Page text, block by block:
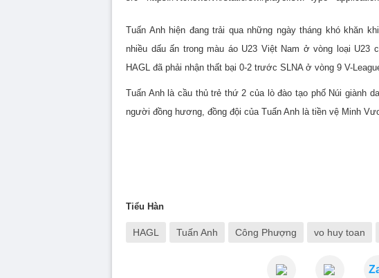
Tuấn Anh hiện đang trải qua những ngày tháng khó khăn
nhiều dấu ấn trong màu áo U23 Việt Nam ở vòng loại
HAGL đã phải nhận thất bại 0-2 trước SLNA ở vòng 9 V-
Tuấn Anh là cầu thủ trẻ thứ 2 của lò đào tạo phố Núi giành
người đồng hương, đồng đội của Tuấn Anh là tiền vệ Minh
Tiểu Hàn
HAGL Tuấn Anh Công Phượng vo huy toan